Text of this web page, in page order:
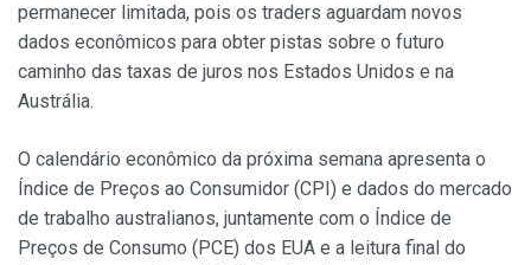
permanecer limitada, pois os traders aguardam novos
dados econômicos para obter pistas sobre o futuro
caminho das taxas de juros nos Estados Unidos e na
Austrália.
O calendário econômico da próxima semana apresenta o
Índice de Preços ao Consumidor (CPI) e dados do mercado
de trabalho australianos, juntamente com o Índice de
Preços de Consumo (PCE) dos EUA e a leitura final do